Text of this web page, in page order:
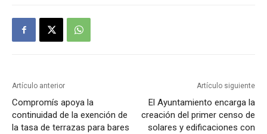
Artículo anterior
Compromís apoya la
continuidad de la exención de
la tasa de terrazas para bares
Artículo siguiente
El Ayuntamiento encarga la
creación del primer censo de
solares y edificaciones con